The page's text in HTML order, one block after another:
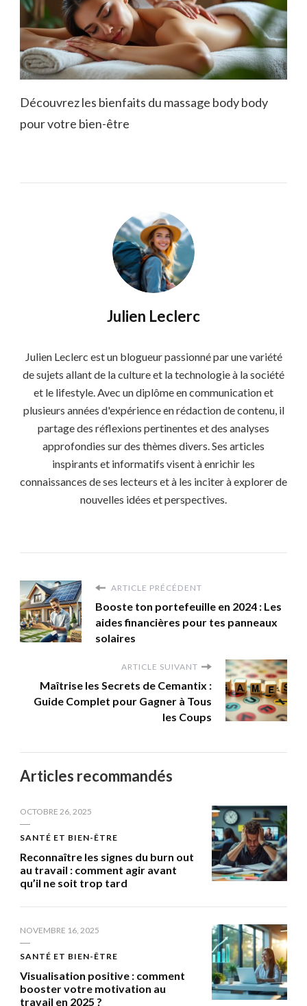
Découvrez les bienfaits du massage body body
pour votre bien-être
Julien Leclerc
Julien Leclerc est un blogueur passionné par une variété
de sujets allant de la culture et la technologie à la société
et le lifestyle. Avec un diplôme en communication et
plusieurs années d'expérience en rédaction de contenu, il
partage des réflexions pertinentes et des analyses
approfondies sur des thèmes divers. Ses articles
inspirants et informatifs visent à enrichir les
connaissances de ses lecteurs et à les inciter à explorer de
nouvelles idées et perspectives.
ARTICLE PRÉCÉDENT
Booste ton portefeuille en 2024 : Les
aides financières pour tes panneaux
solaires
ARTICLE SUIVANT
Maîtrise les Secrets de Cemantix :
Guide Complet pour Gagner à Tous
les Coups
Articles recommandés
OCTOBRE 26, 2025
SANTÉ ET BIEN-ÊTRE
Reconnaître les signes du burn out
au travail : comment agir avant
qu’il ne soit trop tard
NOVEMBRE 16, 2025
SANTÉ ET BIEN-ÊTRE
Visualisation positive : comment
booster votre motivation au
travail en 2025 ?